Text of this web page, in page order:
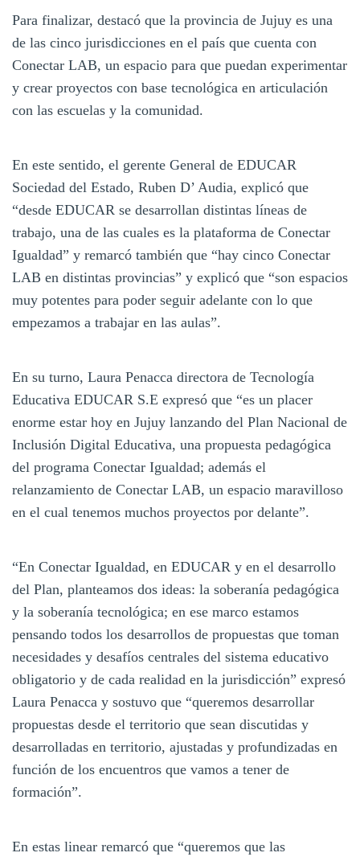
Para finalizar, destacó que la provincia de Jujuy es una
de las cinco jurisdicciones en el país que cuenta con
Conectar LAB, un espacio para que puedan experimentar
y crear proyectos con base tecnológica en articulación
con las escuelas y la comunidad.
En este sentido, el gerente General de EDUCAR
Sociedad del Estado, Ruben D’ Audia, explicó que
“desde EDUCAR se desarrollan distintas líneas de
trabajo, una de las cuales es la plataforma de Conectar
Igualdad” y remarcó también que “hay cinco Conectar
LAB en distintas provincias” y explicó que “son espacios
muy potentes para poder seguir adelante con lo que
empezamos a trabajar en las aulas”.
En su turno, Laura Penacca directora de Tecnología
Educativa EDUCAR S.E expresó que “es un placer
enorme estar hoy en Jujuy lanzando del Plan Nacional de
Inclusión Digital Educativa, una propuesta pedagógica
del programa Conectar Igualdad; además el
relanzamiento de Conectar LAB, un espacio maravilloso
en el cual tenemos muchos proyectos por delante”.
“En Conectar Igualdad, en EDUCAR y en el desarrollo
del Plan, planteamos dos ideas: la soberanía pedagógica
y la soberanía tecnológica; en ese marco estamos
pensando todos los desarrollos de propuestas que toman
necesidades y desafíos centrales del sistema educativo
obligatorio y de cada realidad en la jurisdicción” expresó
Laura Penacca y sostuvo que “queremos desarrollar
propuestas desde el territorio que sean discutidas y
desarrolladas en territorio, ajustadas y profundizadas en
función de los encuentros que vamos a tener de
formación”.
En estas linear remarcó que “queremos que las